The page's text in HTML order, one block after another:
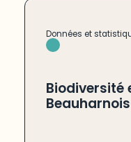
Données et
Biodiversité